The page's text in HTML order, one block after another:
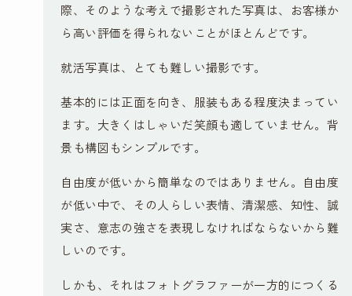
際、そのような考えで撮影された写真は、お客様か
ら高い評価を得られないことがほとんどです。
就活写真は、とても難しい撮影です。
基本的には正面を向き、服装もある程度決まってい
ます。大きくはしゃいだ笑顔も適していません。背
景も構図もシンプルです。
自由度が低いから簡単なのではありません。自由度
が低い中で、その人らしい表情、清潔感、知性、誠
実さ、意志の強さを表現しなければならないから難
しいのです。
しかも、それはフォトグラファーが一方的につくる